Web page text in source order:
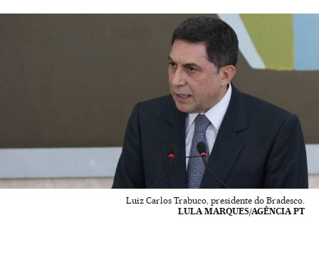
Luiz Carlos Trabuco, presidente do Bradesco.
LULA MARQUES/AGÊNCIA PT